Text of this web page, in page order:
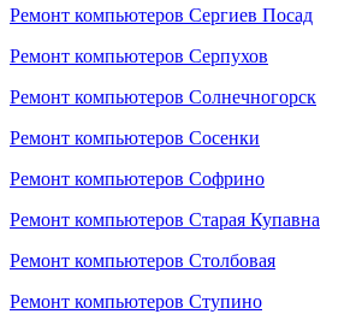
Ремонт компьютеров Сергиев Посад
Ремонт компьютеров Серпухов
Ремонт компьютеров Солнечногорск
Ремонт компьютеров Сосенки
Ремонт компьютеров Софрино
Ремонт компьютеров Старая Купавна
Ремонт компьютеров Столбовая
Ремонт компьютеров Ступино